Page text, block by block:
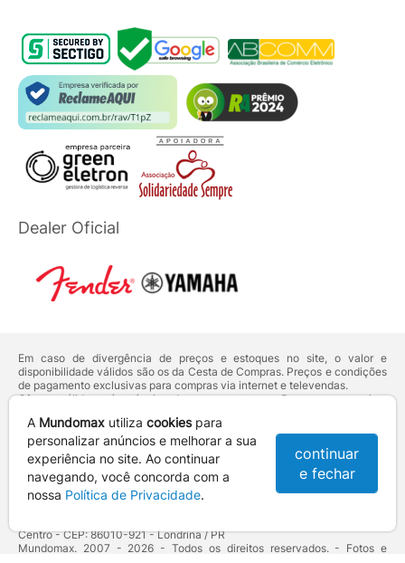
Dealer Oficial
Em caso de divergência de preços e estoques no site, o valor e
disponibilidade válidos são os da Cesta de Compras. Preços e condições
de pagamento exclusivas para compras via internet e televendas.
Ofertas válidas até o término de nossos estoques. Para compras acima
deVenda Corporativa.
Os preços apresentados no site prevalecem sobre outros anunciados em
qualquer outro meio de comunicação ou sites de buscas. Código de
Defesa do Consumidor:Lei nº 8.078.
Vendas sujeitas à confirmação de dados e análises de crédito e risco.
Centro - CEP: 86010-921 - Londrina / PR
Mundomax. 2007 - 2026 - Todos os direitos reservados. - Fotos e
A Mundomax utiliza cookiespara
personalizar anúncios e melhorar a sua
experiência no site. Ao continuar
navegando, você concorda com a
nossa Política de Privacidade.
continuar
e fechar